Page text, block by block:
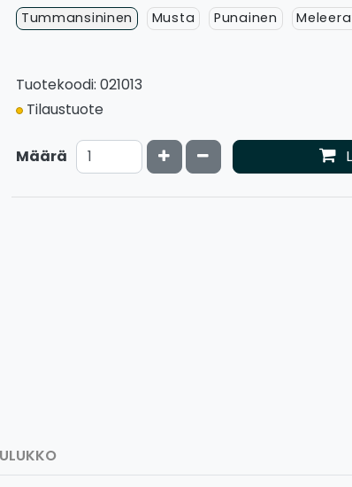
Tummansininen Musta Punainen
Tuotekoodi: 021013
Tilaustuote
Määrä Kasvata määrää
Vähennä määrää